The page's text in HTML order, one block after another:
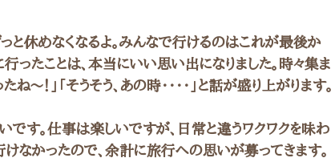
と休めなくなるよ。みんなで行けるのはこれが最後か
行ったことは、本当にいい思い出になりました。時々集ま
～！」「そうそう、あの時・・・・」と話が盛り上がります。
す。仕事は楽しいですが、日常と違うワクワクを味わ
なかったので、余計に旅行への思いが募ってきます。